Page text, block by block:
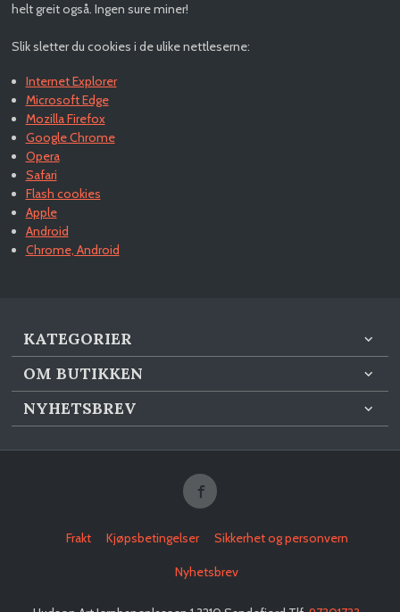
helt greit også. Ingen sure miner!
Slik sletter du cookies i de ulike nettleserne:
Internet Explorer
Microsoft Edge
Mozilla Firefox
Google Chrome
Opera
Safari
Flash cookies
Apple
Android
Chrome, Android
KATEGORIER
OM BUTIKKEN
NYHETSBREV
Frakt Kjøpsbetingelser Sikkerhet og personvern
Nyhetsbrev